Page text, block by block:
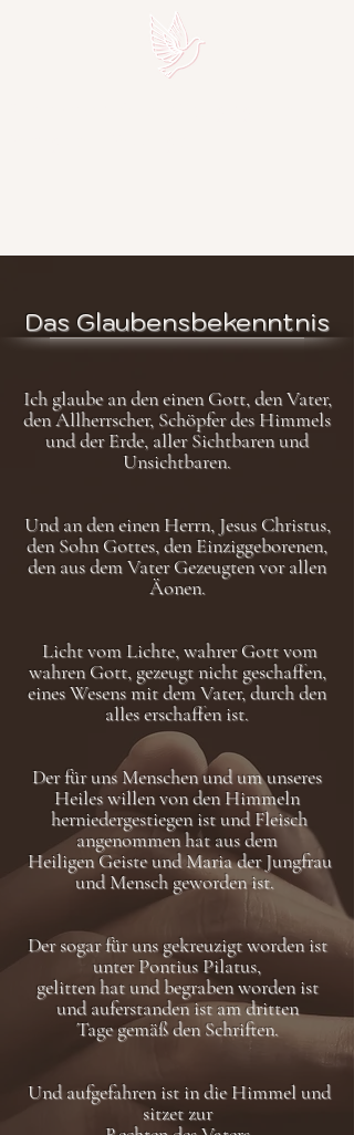
Das Glaubensbekenntnis
Ich glaube an den einen Gott, den Vater,
den Allherrscher, Schöpfer des Himmels
und der Erde, aller Sichtbaren und
Unsichtbaren.
Und an den einen Herrn, Jesus Christus,
den Sohn Gottes, den Einziggeborenen,
den aus dem Vater Gezeugten vor allen
Äonen.
Licht vom Lichte, wahrer Gott vom
wahren Gott, gezeugt nicht geschaffen,
eines Wesens mit dem Vater, durch den
alles erschaffen ist.
Der für uns Menschen und um unseres
Heiles willen von den Himmeln
herniedergestiegen ist und Fleisch
angenommen hat aus dem
Heiligen Geiste und Maria der Jungfrau
und Mensch geworden ist.
Der sogar für uns gekreuzigt worden ist
unter Pontius Pilatus,
gelitten hat und begraben worden ist
und auferstanden ist am dritten
Tage gemäß den Schriften.
Und aufgefahren ist in die Himmel und
sitzet zur